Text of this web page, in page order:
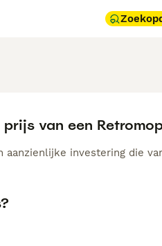
van een
aanzienlijke investering die